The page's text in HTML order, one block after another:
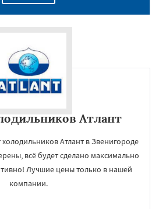
Атлант
Атлант в Звенигороде
всё будет сделано максимально
Лучшие цены только в нашей
компании.